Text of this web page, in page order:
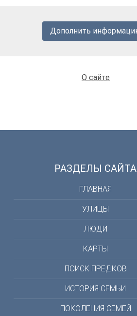
Дополнить
О сайте
РАЗДЕЛЫ САЙТА
ГЛАВНАЯ
УЛИЦЫ
ЛЮДИ
КАРТЫ
ПОИСК ПРЕДКОВ
ИСТОРИЯ СЕМЬИ
ПОКОЛЕНИЯ СЕМЕЙ